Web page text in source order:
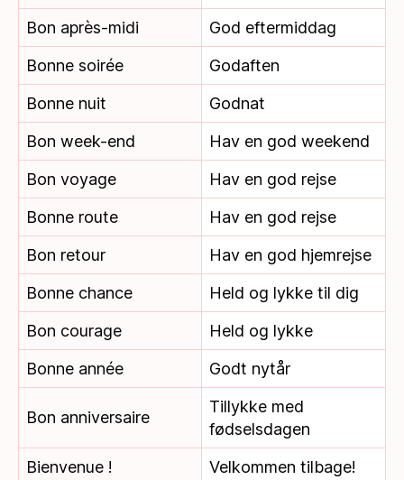
Bon après-midi
God eftermiddag
Bonne soirée
Godaften
Bonne nuit
Godnat
Bon week-end
Hav en god weekend
Bon voyage
Hav en god rejse
Bonne route
Hav en god rejse
Bon retour
Hav en god hjemrejse
Bonne chance
Held og lykke til dig
Bon courage
Held og lykke
Bonne année
Godt nytår
Bon anniversaire
Tillykke med
fødselsdagen
Bienvenue !
Velkommen tilbage!